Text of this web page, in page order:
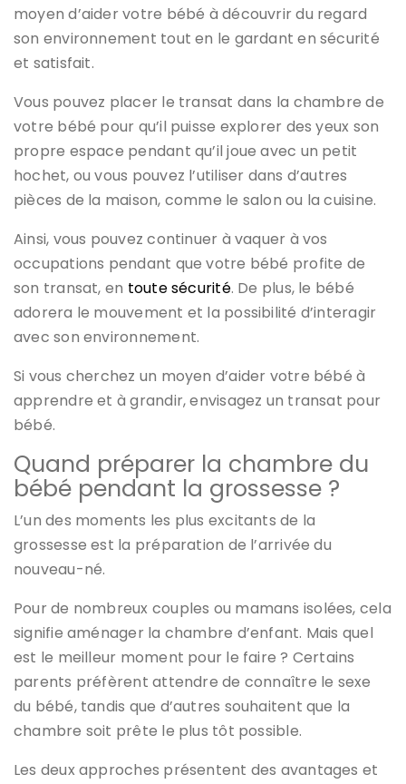
moyen d’aider votre bébé à découvrir du regard
son environnement tout en le gardant en sécurité
et satisfait.
Vous pouvez placer le transat dans la chambre de
votre bébé pour qu’il puisse explorer des yeux son
propre espace pendant qu’il joue avec un petit
hochet, ou vous pouvez l’utiliser dans d’autres
pièces de la maison, comme le salon ou la cuisine.
Ainsi, vous pouvez continuer à vaquer à vos
occupations pendant que votre bébé profite de
son transat, en toute sécurité. De plus, le bébé
adorera le mouvement et la possibilité d’interagir
avec son environnement.
Si vous cherchez un moyen d’aider votre bébé à
apprendre et à grandir, envisagez un transat pour
bébé.
Quand préparer la chambre du
bébé pendant la grossesse ?
L’un des moments les plus excitants de la
grossesse est la préparation de l’arrivée du
nouveau-né.
Pour de nombreux couples ou mamans isolées, cela
signifie aménager la chambre d’enfant. Mais quel
est le meilleur moment pour le faire ? Certains
parents préfèrent attendre de connaître le sexe
du bébé, tandis que d’autres souhaitent que la
chambre soit prête le plus tôt possible.
Les deux approches présentent des avantages et